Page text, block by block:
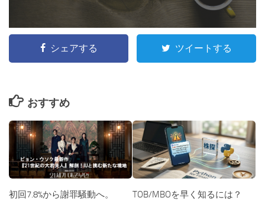
シェアする ツイートする
おすすめ
初回7.8%から謝罪騒動へ。
TOB/MBOを早く知るには？